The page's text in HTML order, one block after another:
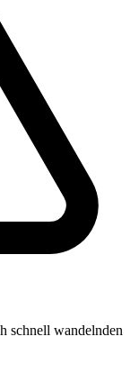
schnell wandelnden